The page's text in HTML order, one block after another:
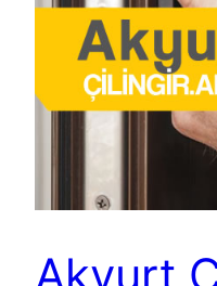
Akyurt